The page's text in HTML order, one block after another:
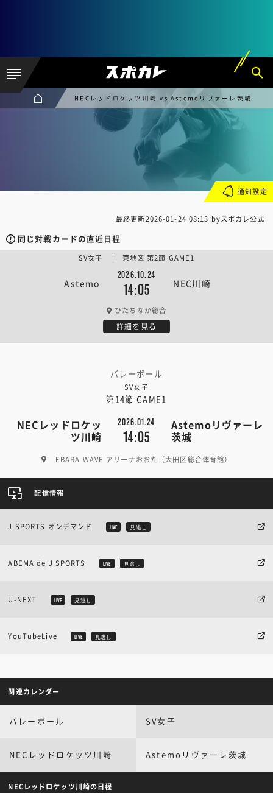
NECレッドロケッツ川崎 vs Astemoリヴァーレ茨城
最終更新2026-01-24 08:13 byスポカレ公式
同じ対戦カードの直近日程
Astemo
2026.10.24
14:05 NEC川崎
SV女子 | 東地区 第2節 GAME1
ひたちなか総合
詳細を見る
バレーボール
SV女子
第14節 GAME1
NECレッドロケッ
ツ川崎
2026.01.24
14:05
Astemoリヴァーレ
茨城
EBARA WAVE アリーナおおた（大田区総合体育館）
通知設定
配信情報
J SPORTS オンデマンド LIVE 見逃し
ABEMA de J SPORTS LIVE 見逃し
U-NEXT LIVE 見逃し
YouTubeLive LIVE 見逃し
関連カレンダー
バレーボール SV女子
NECレッドロケッツ川崎 Astemoリヴァーレ茨城
NECレッドロケッツ川崎の日程